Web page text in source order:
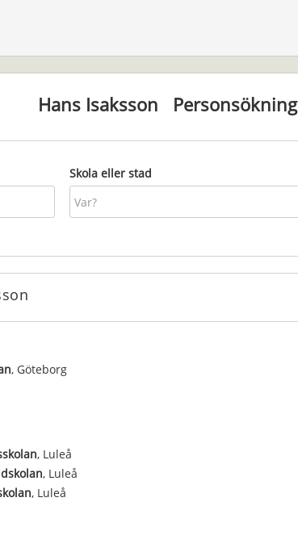
Hans Isaksson Personsökning
Skola eller stad
, Göteborg
, Luleå
, Luleå
, Luleå